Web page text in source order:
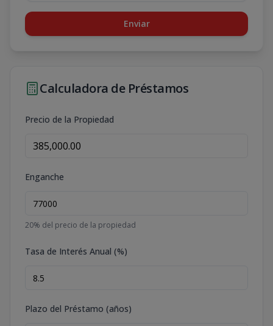
Enviar
Calculadora de Préstamos
Precio de la Propiedad
Enganche
20% del precio de la propiedad
Tasa de Interés Anual (%)
Plazo del Préstamo (años)